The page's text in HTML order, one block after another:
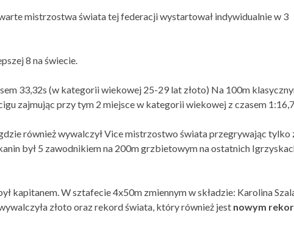
mistrzostwa świata tej federacji wystartował indywidualnie w 3
8 na świecie.
33,32s (w kategorii wiekowej 25-29 lat złoto) Na 100m
zajmując przy tym 2 miejsce w kategorii wiekowej z czasem
również wywalczył Vice mistrzostwo świata przegrywając tylko
był 5 zawodnikiem na 200m grzbietowym na ostatnich
kapitanem. W sztafecie 4x50m zmiennym w składzie: Karolina
złoto oraz rekord świata, który również jest nowym